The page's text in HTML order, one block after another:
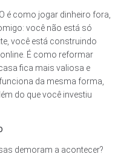
é como jogar dinheiro fora,
você não está só
você está construindo
É como reformar
fica mais valiosa e
da mesma forma,
do que você investiu
demoram a acontecer?